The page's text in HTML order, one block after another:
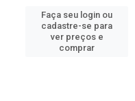
Faça seu login ou
cadastre-se para
ver preços e
comprar